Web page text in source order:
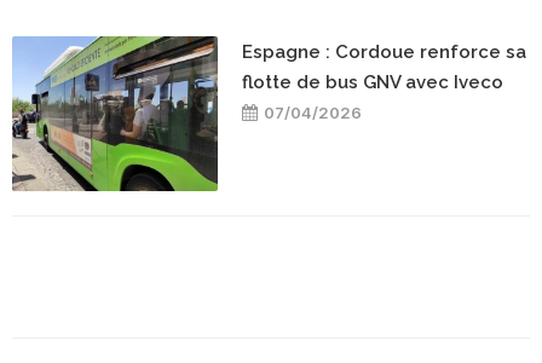
Espagne : Cordoue renforce sa
flotte de bus GNV avec Iveco
07/04/2026